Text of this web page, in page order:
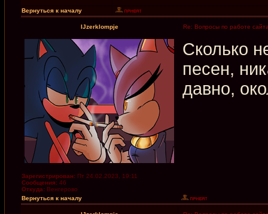
Вернуться к началу
IJzerklompje Re: Вопросы по работе
Зарегистрирован: Пт 24.02.2023, 19:11
Сообщения: 46
Откуда: Венгерово
Сколько
песен,
давно,
Вернуться к началу